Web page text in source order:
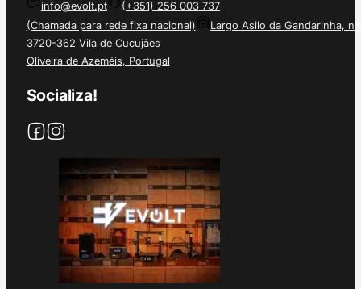
info@evolt.pt
(+351) 256 003 737
(Chamada para rede fixa nacional)
Largo Asilo da Gandarinha, nº
3720-362 Vila de Cucujães
Oliveira de Azeméis, Portugal
Socializa!